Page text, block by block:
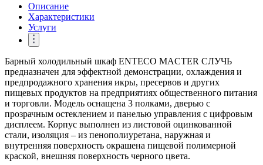
Описание
Характеристики
Услуги
Барный холодильный шкаф ENTECO MACTER СЛУЧЬ
предназначен для эффектной демонстрации, охлаждения и
предпродажного хранения икры, пресервов и других
пищевых продуктов на предприятиях общественного питания
и торговли. Модель оснащена 3 полками, дверью с
прозрачным остеклением и панелью управления с цифровым
дисплеем. Корпус выполнен из листовой оцинкованной
стали, изоляция – из пенополиуретана, наружная и
внутренняя поверхность окрашена пищевой полимерной
краской, внешняя поверхность черного цвета.